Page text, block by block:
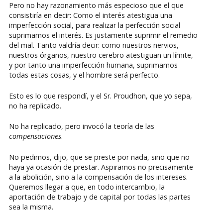
Pero no hay razonamiento más especioso que el que
consistiría en decir: Como el interés atestigua una
imperfección social, para realizar la perfección social
suprimamos el interés. Es justamente suprimir el remedio
del mal. Tanto valdría decir: como nuestros nervios,
nuestros órganos, nuestro cerebro atestiguan un límite,
y por tanto una imperfección humana, suprimamos
todas estas cosas, y el hombre será perfecto.
Esto es lo que respondí, y el Sr. Proudhon, que yo sepa,
no ha replicado.
No ha replicado, pero invocó la teoría de las
compensaciones.
No pedimos, dijo, que se preste por nada, sino que no
haya ya ocasión de prestar. Aspiramos no precisamente
a la abolición, sino a la compensación de los intereses.
Queremos llegar a que, en todo intercambio, la
aportación de trabajo y de capital por todas las partes
sea la misma.